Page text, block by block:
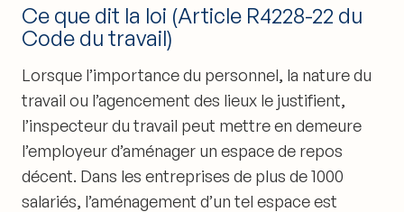
Ce que dit la loi (Article R4228-22 du
Code du travail)
Lorsque l’importance du personnel, la nature du
travail ou l’agencement des lieux le justifient,
l’inspecteur du travail peut mettre en demeure
l’employeur d’aménager un espace de repos
décent. Dans les entreprises de plus de 1000
salariés, l’aménagement d’un tel espace est